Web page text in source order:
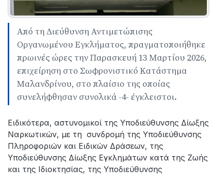
Από τη Διεύθυνση Αντιμετώπισης
Οργανωμένου Εγκλήματος, πραγματοποιήθηκε
πρωινές ώρες την Παρασκευή 13 Μαρτίου 2026,
επιχείρηση στο Σωφρονιστικό Κατάστημα
Μαλανδρίνου, στο πλαίσιο της οποίας
συνελήφθησαν συνολικά -4- έγκλειστοι.
Ειδικότερα, αστυνομικοί της Υποδιεύθυνσης Δίωξης
Ναρκωτικών, με τη συνδρομή της Υποδιεύθυνσης
Πληροφοριών και Ειδικών Δράσεων, της
Υποδιεύθυνσης Δίωξης Εγκλημάτων κατά της Ζωής
και της Ιδιοκτησίας, της Υποδιεύθυνσης